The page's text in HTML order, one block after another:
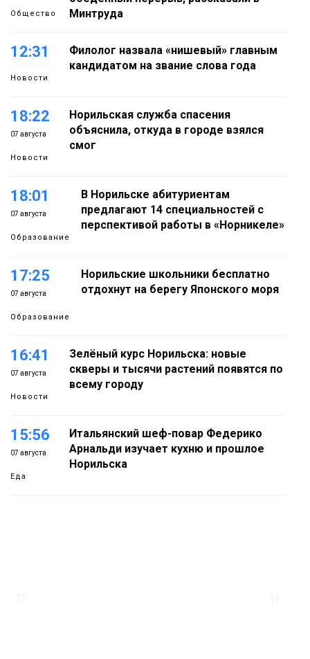
Общество
Минтруда
12:31
Новости
Филолог назвала «нишевый» главным
кандидатом на звание слова года
18:22
07 августа
Новости
Норильская служба спасения
объяснила, откуда в городе взялся
смог
18:01
07 августа
Образование
В Норильске абитуриентам
предлагают 14 специальностей с
перспективой работы в «Норникеле»
17:25
07 августа
Образование
Норильские школьники бесплатно
отдохнут на берегу Японского моря
16:41
07 августа
Новости
Зелёный курс Норильска: новые
скверы и тысячи растений появятся по
всему городу
15:56
07 августа
Еда
Итальянский шеф-повар Федерико
Арнальди изучает кухню и прошлое
Норильска